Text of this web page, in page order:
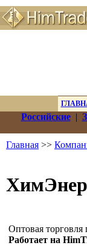
Российские|
Главная >>
Оптовая
Работает на